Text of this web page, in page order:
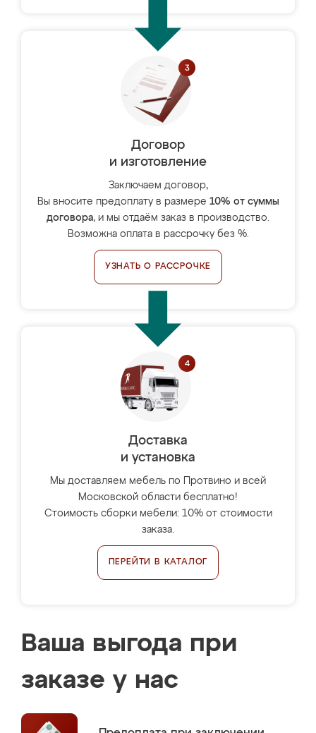
Договор
и изготовление
Заключаем договор,
Вы вносите предоплату в размере 10% от суммы
договора, и мы отдаём заказ в производство.
Возможна оплата в рассрочку без %.
УЗНАТЬ О РАССРОЧКЕ
Доставка
и установка
Мы доставляем мебель по Протвино и всей
Московской области бесплатно!
Стоимость сборки мебели: 10% от стоимости
заказа.
ПЕРЕЙТИ В КАТАЛОГ
Ваша выгода при
заказе у нас